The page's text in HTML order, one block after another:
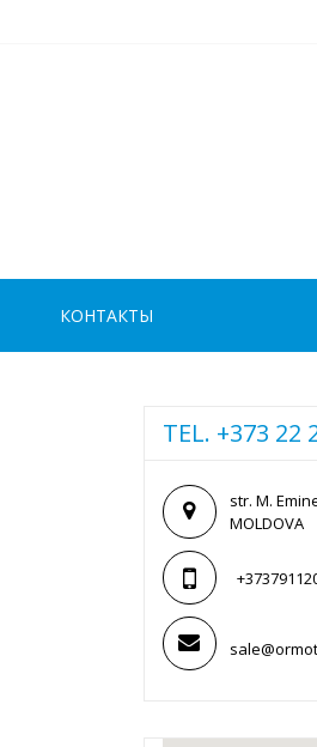
КОНТАКТЫ
TEL. +373 22
str. M.
MOLDOVA